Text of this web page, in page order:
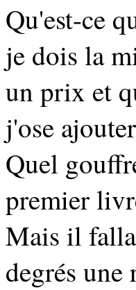
Qu'est-ce
je dois la
un prix et
j'ose
Quel
premier
Mais il
degrés